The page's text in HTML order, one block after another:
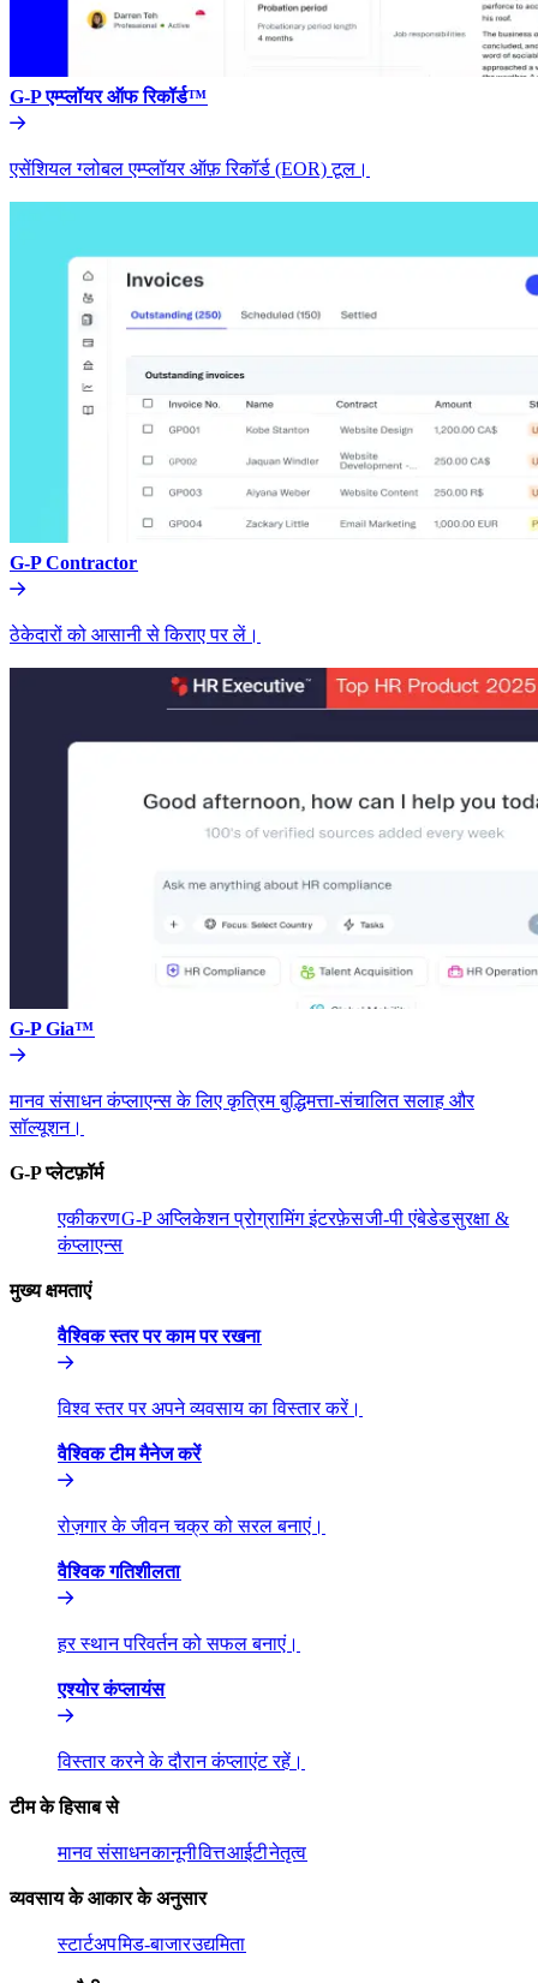
G-P एम्प्लॉयर ऑफ रिकॉर्ड™​​
एसेंशियल ग्लोबल एम्प्लॉयर ऑफ़ रिकॉर्ड (EOR) टूल।​​
G-P Contractor​​
ठेकेदारों को आसानी से किराए पर लें।​​
G-P Gia™​​
मानव संसाधन कंप्लाएन्स के लिए कृत्रिम बुद्धिमत्ता-संचालित सलाह और
सॉल्यूशन।​​
G-P प्लेटफ़ॉर्म​​
एकीकरण​​G-P अप्लिकेशन प्रोग्रामिंग इंटरफ़ेस​​जी-पी एंबेडेड​​सुरक्षा &
कंप्लाएन्स​​
मुख्य क्षमताएं​​
वैश्विक स्तर पर काम पर रखना​​
विश्व स्तर पर अपने व्यवसाय का विस्तार करें।​​
वैश्विक टीम मैनेज करें​​
रोज़गार के जीवन चक्र को सरल बनाएं।​​
वैश्विक गतिशीलता​​
हर स्थान परिवर्तन को सफल बनाएं।​​
एश्योर कंप्लायंस​​
विस्तार करने के दौरान कंप्लाएंट रहें।​​
टीम के हिसाब से​​
मानव संसाधन​​कानूनी​​वित्त​​आईटी​​नेतृत्व​​
व्यवसाय के आकार के अनुसार​​
स्टार्टअप​​मिड-बाजार​​उद्यमिता​​